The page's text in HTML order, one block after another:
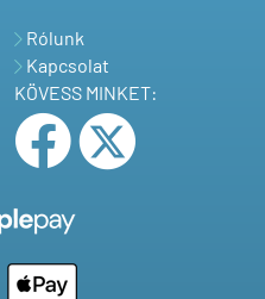
Rólunk
Kapcsolat
KÖVESS MINKET: